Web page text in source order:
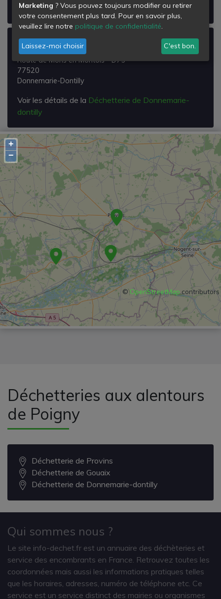
Voir les détails de laDéchetterie de Gouaix
Déchetterie de Donnemarie-dontilly
Route de Mons en Montois - D75
77520
Donnemarie-Dontilly
Voir les détails de la Déchetterie de Donnemarie-
dontilly
+
−
©OpenStreetMap contributors
Déchetteries aux alentours
de Poigny
Déchetterie de Provins
Déchetterie de Gouaix
Déchetterie de Donnemarie-dontilly
Qui sommes nous ?
Le site info-dechet.fr est un annuaire des déchèteries et
service des encombrants en France. Retrouvez toutes les
coordonnées mais aussi les informations pratiques telles
que les horaires, adresses, numéro de téléphone etc. Ce
service est un service distinct des mairies ou organismes
Marketing ? Vous pouvez toujours modifier ou retirer
votre consentement plus tard. Pour en savoir plus,
veuillez lire notre politique de confidentialité.
Laissez-moi choisir C'est bon.